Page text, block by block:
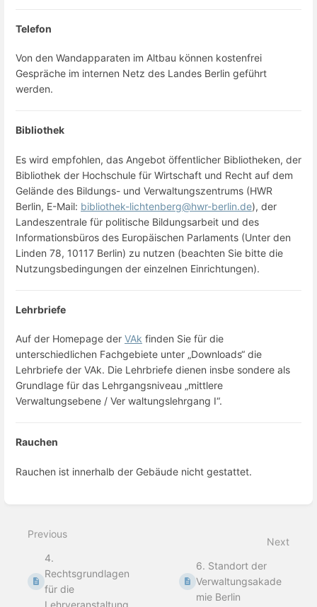
Telefon
Von den Wandapparaten im Altbau können kostenfrei
Gespräche im internen Netz des Landes Berlin geführt
werden.
Bibliothek
Es wird empfohlen, das Angebot öffentlicher Bibliotheken, der
Bibliothek der Hochschule für Wirtschaft und Recht auf dem
Gelände des Bildungs- und Verwaltungszentrums (HWR
Berlin, E-Mail: bibliothek-lichtenberg@hwr-berlin.de), der
Landeszentrale für politische Bildungsarbeit und des
Informationsbüros des Europäischen Parlaments (Unter den
Linden 78, 10117 Berlin) zu nutzen (beachten Sie bitte die
Nutzungsbedingungen der einzelnen Einrichtungen).
Lehrbriefe
Auf der Homepage der VAk finden Sie für die
unterschiedlichen Fachgebiete unter „Downloads“ die
Lehrbriefe der VAk. Die Lehrbriefe dienen insbe sondere als
Grundlage für das Lehrgangsniveau „mittlere
Verwaltungsebene / Ver waltungslehrgang I“.
Rauchen
Rauchen ist innerhalb der Gebäude nicht gestattet.
mode
Previous
4.
Rechtsgrundlagen
für die
Lehrveranstaltung...
Next
6. Standort der
Verwaltungsakade
mie Berlin